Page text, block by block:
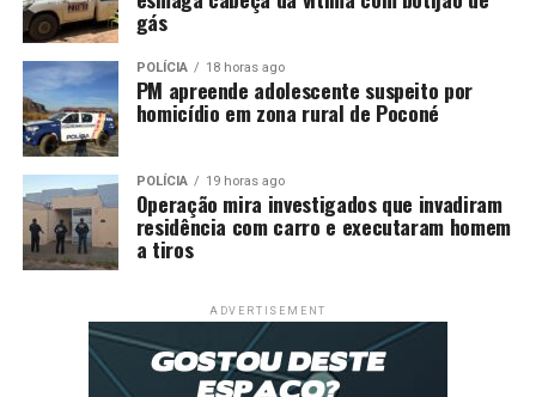
gás
POLÍCIA 18 horas ago
PM apreende adolescente suspeito por
homicídio em zona rural de Poconé
POLÍCIA 19 horas ago
Operação mira investigados que invadiram
residência com carro e executaram homem
a tiros
ADVERTISEMENT